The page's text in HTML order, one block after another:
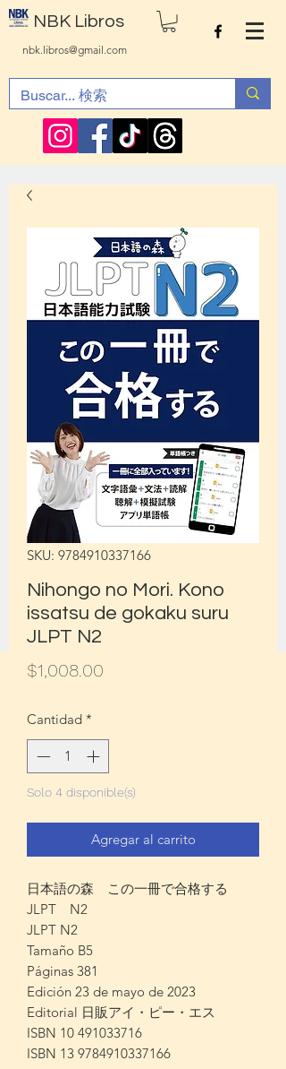
NBK Libros
nbk.libros@gmail.com
SKU: 9784910337166
Nihongo no Mori. Kono
issatsu de gokaku suru
JLPT N2
$1,008.00
Cantidad *
Solo 4 disponible(s)
Agregar al carrito
日本語の森 この一冊で合格する
JLPT N2
JLPT N2
Tamaño B5
Páginas 381
Edición 23 de mayo de 2023
Editorial 日販アイ・ピー・エス
ISBN 10 491033716
ISBN 13 9784910337166